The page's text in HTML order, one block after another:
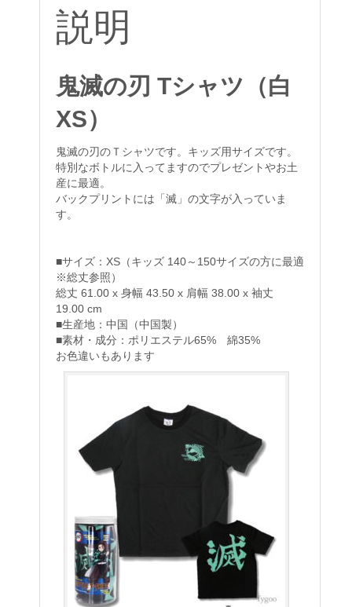
説明
鬼滅の刃 Tシャツ（白
XS）
鬼滅の刃のＴシャツです。キッズ用サイズです。
特別なボトルに入ってますのでプレゼントやお土
産に最適。
バックプリントには「滅」の文字が入っていま
す。
■サイズ：XS（キッズ 140～150サイズの方に最適
※総丈参照）
総丈 61.00 x 身幅 43.50 x 肩幅 38.00 x 袖丈
19.00 cm
■生産地：中国（中国製）
■素材・成分：ポリエステル65% 綿35%
お色違いもあります